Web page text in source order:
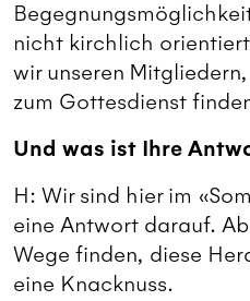
nicht kirchlich
wir unseren
zum Gottesdienst
Und was ist Ihre
H: Wir sind hier im
eine Antwort darauf.
Wege finden, diese
eine Knacknuss.